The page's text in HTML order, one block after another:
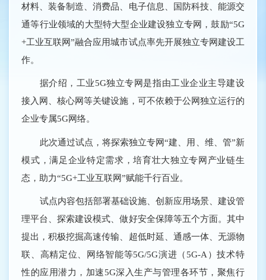
材料、装备制造、消费品、电子信息、国防科技、能源交
通等行业领域的大型特大型企业建设独立专网，鼓励“5G
+工业互联网”融合应用城市试点率先开展独立专网建设工
作。
据介绍，工业5G独立专网是指由工业企业主导建设
接入网、核心网等关键设施，可不依赖于公网独立运行的
企业专属5G网络。
此次通过试点，将探索独立专网“建、用、维、管”新
模式，满足企业特定需求，培育壮大独立专网产业链生
态，助力“5G+工业互联网”赋能千行百业。
试点内容包括部署基础设施、创新应用场景、建设管
理平台、探索建设模式、做好安全保障等五个方面。其中
提出，积极挖掘高速传输、超低时延、通感一体、无源物
联、高精定位、网络智能等5G/5G演进（5G-A）技术特
性的应用潜力，加速5G深入生产与管理各环节，聚焦行